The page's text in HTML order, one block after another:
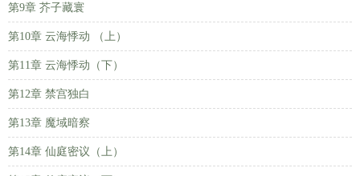
第9章 芥子藏寰
第10章 云海悸动 （上）
第11章 云海悸动（下）
第12章 禁宫独白
第13章 魔域暗察
第14章 仙庭密议（上）